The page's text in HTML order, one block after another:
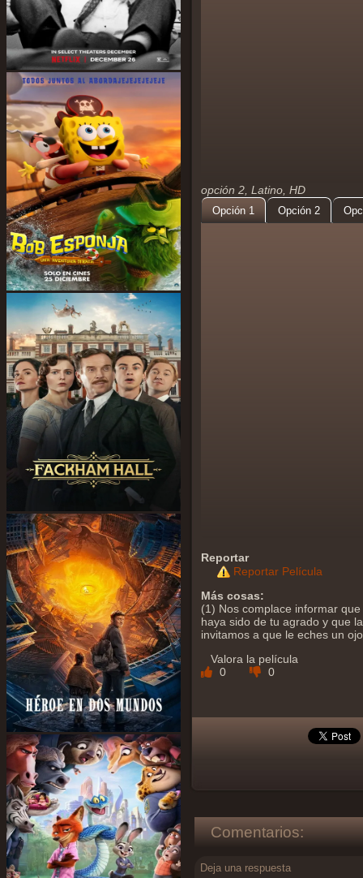
opción 2, Latino, HD
Opción 1 Opción 2
Reportar
Reportar Película
Más cosas:
(1) Nos complace informar
haya sido de tu agrado y que
invitamos a que le eches un
Valora la película
0
0
Comentarios:
Deja una respuesta